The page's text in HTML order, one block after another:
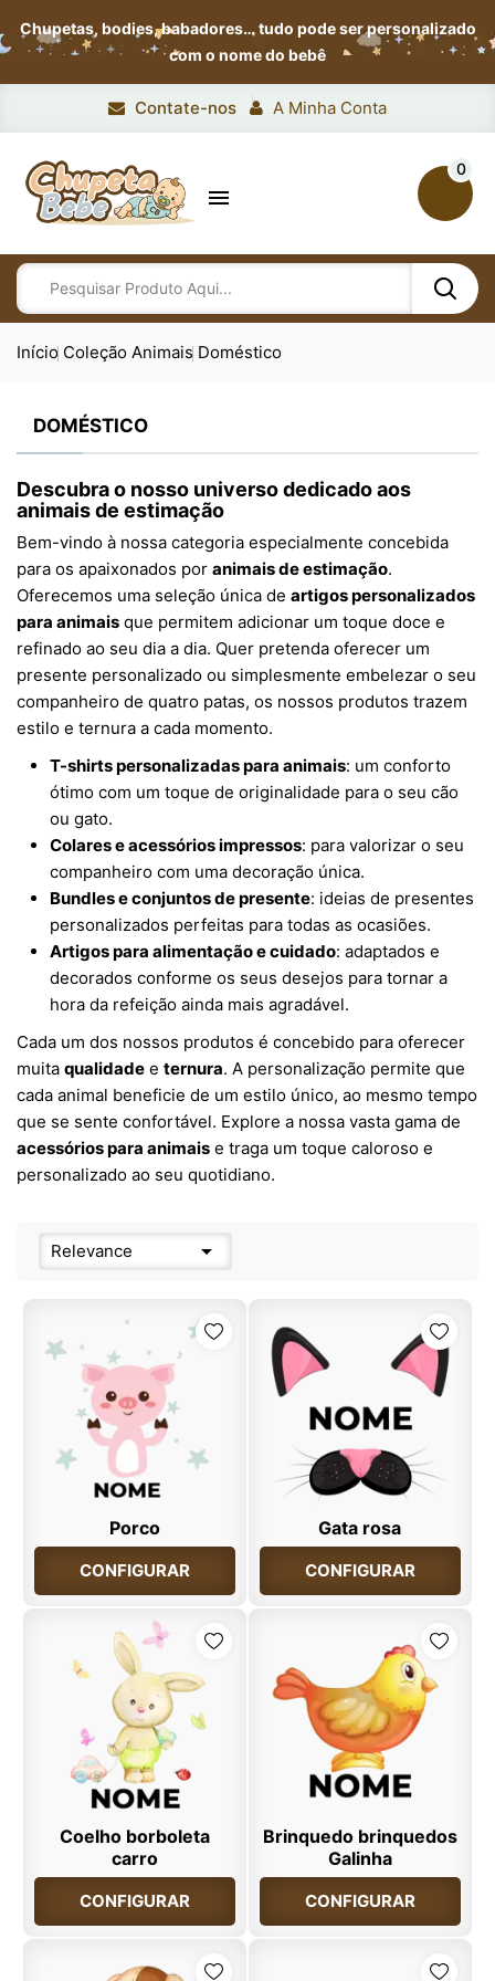
Chupetas, bodies, babadores…tudo pode ser personalizado
com o nome do bebê
Contate-nos A Minha Conta

0
Início Coleção Animais Doméstico
DOMÉSTICO
Descubra o nosso universo dedicado aos
animais de estimação
Bem-vindo à nossa categoria especialmente concebida
para os apaixonados por animais de estimação.
Oferecemos uma seleção única de artigos personalizados
para animais que permitem adicionar um toque doce e
refinado ao seu dia a dia. Quer pretenda oferecer um
presente personalizado ou simplesmente embelezar o seu
companheiro de quatro patas, os nossos produtos trazem
estilo e ternura a cada momento.
T-shirts personalizadas para animais: um conforto
ótimo com um toque de originalidade para o seu cão
ou gato.
Colares e acessórios impressos: para valorizar o seu
companheiro com uma decoração única.
Bundles e conjuntos de presente: ideias de presentes
personalizados perfeitas para todas as ocasiões.
Artigos para alimentação e cuidado: adaptados e
decorados conforme os seus desejos para tornar a
hora da refeição ainda mais agradável.
Cada um dos nossos produtos é concebido para oferecer
muita qualidade e ternura. A personalização permite que
cada animal beneficie de um estilo único, ao mesmo tempo
que se sente confortável. Explore a nossa vasta gama de
acessórios para animais e traga um toque caloroso e
personalizado ao seu quotidiano.
Relevance 
Porco
CONFIGURAR
Gata rosa
CONFIGURAR
Coelho borboleta
carro
CONFIGURAR
Brinquedo brinquedos
Galinha
CONFIGURAR